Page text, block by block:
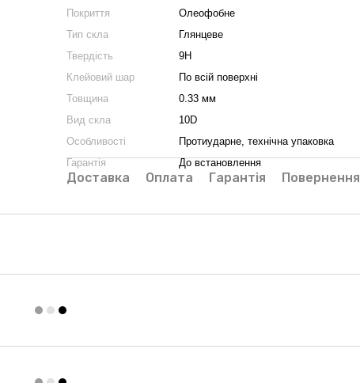
Покриття
Олеофобне
Тип скла
Глянцеве
Твердість
9Н
Клейовий шар
По всій поверхні
Товщина
0.33 мм
Вид скла
10D
Особливості
Протиударне, технічна упаковка
Гарантія
До встановлення
Доставка Оплата Гарантія Повернення